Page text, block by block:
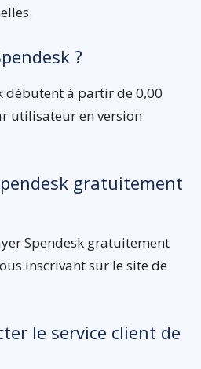
?
débutent à partir de 0,00
utilisateur en version
gratuitement
Spendesk gratuitement
inscrivant sur le site de
le service client de